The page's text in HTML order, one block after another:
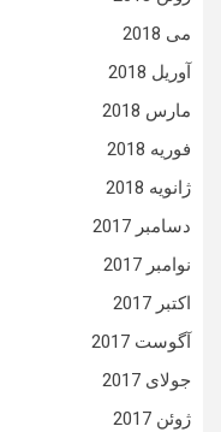
می 2018
آوریل 2018
مارس 2018
فوریه 2018
ژانویه 2018
دسامبر 2017
نوامبر 2017
اکتبر 2017
آگوست 2017
جولای 2017
ژوئن 2017